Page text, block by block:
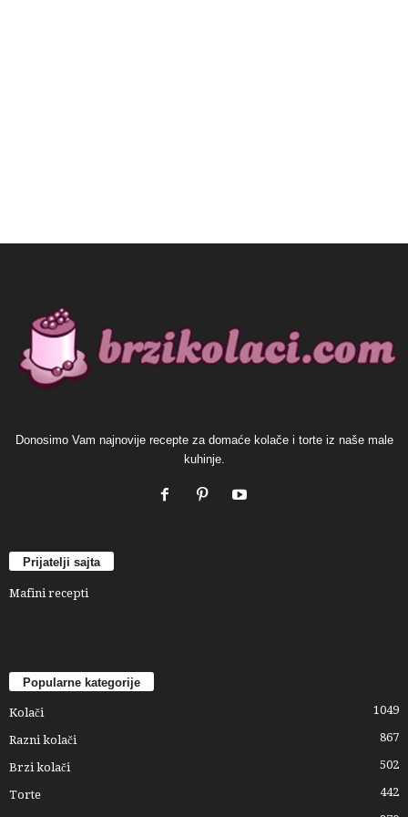
Donosimo Vam najnovije recepte za domaće kolače i torte iz naše male
kuhinje.
Prijatelji sajta
Mafini recepti
Popularne kategorije
Kolači 1049
Razni kolači 867
Brzi kolači 502
Torte 442